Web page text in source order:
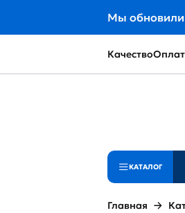
Мы обновили
Качество
КАТАЛОГ
Главная